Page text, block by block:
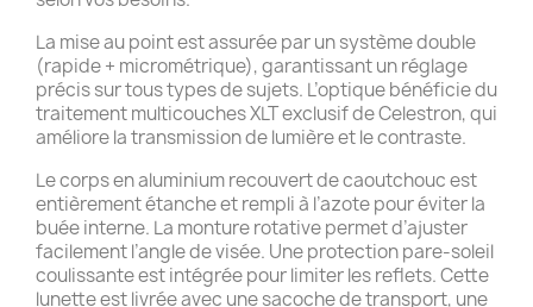
La mise au point est assurée par un système double
(rapide + micrométrique), garantissant un réglage
précis sur tous types de sujets. L’optique bénéficie du
traitement multicouches XLT exclusif de Celestron, qui
améliore la transmission de lumière et le contraste.
Le corps en aluminium recouvert de caoutchouc est
entièrement étanche et rempli à l’azote pour éviter la
buée interne. La monture rotative permet d’ajuster
facilement l’angle de visée. Une protection pare-soleil
coulissante est intégrée pour limiter les reflets. Cette
lunette est livrée avec une sacoche de transport, une